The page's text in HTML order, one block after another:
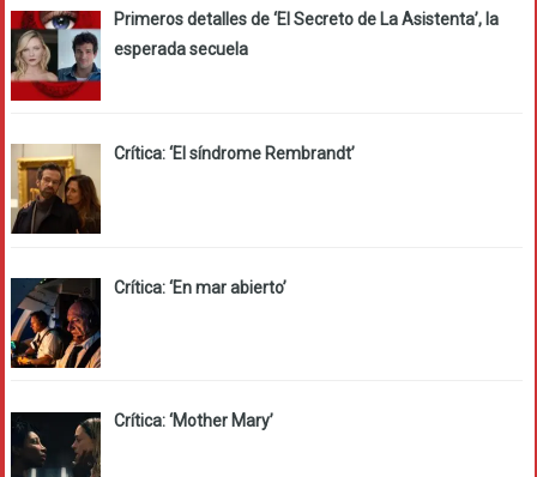
Primeros detalles de ‘El Secreto de La Asistenta’, la
esperada secuela
Crítica: ‘El síndrome Rembrandt’
Crítica: ‘En mar abierto’
Crítica: ‘Mother Mary’